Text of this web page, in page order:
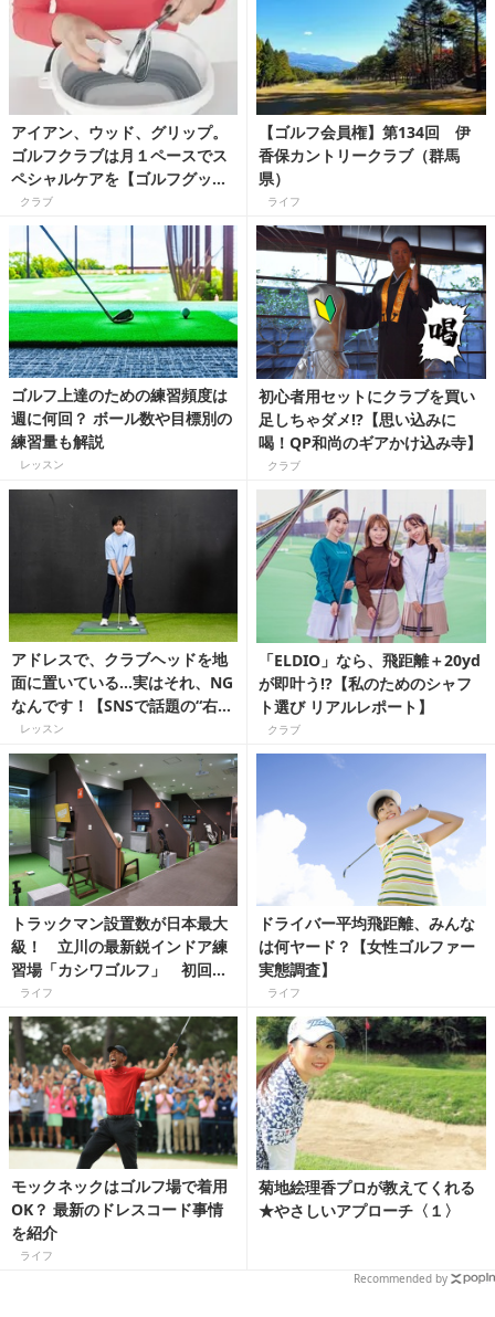
アイアン、ウッド、グリップ。
ゴルフクラブは月１ペースでス
ペシャルケアを【ゴルフグッズ
大掃除大作戦】
クラブ
【ゴルフ会員権】第134回 伊
香保カントリークラブ（群馬
県）
ライフ
ゴルフ上達のための練習頻度は
週に何回？ ボール数や目標別の
練習量も解説
レッスン
初心者用セットにクラブを買い
足しちゃダメ⁉【思い込みに
喝！QP和尚のギアかけ込み寺】
クラブ
アドレスで、クラブヘッドを地
面に置いている…実はそれ、NG
なんです！【SNSで話題の“右手
先生”森山錬が教える！】
レッスン
「ELDIO」なら、飛距離＋20yd
が即叶う!?【私のためのシャフ
ト選び リアルレポート】
クラブ
トラックマン設置数が日本最大
級！ 立川の最新鋭インドア練
習場「カシワゴルフ」 初回
110分の無料体験へGO！
ライフ
ドライバー平均飛距離、みんな
は何ヤード？【女性ゴルファー
実態調査】
ライフ
モックネックはゴルフ場で着用
OK？ 最新のドレスコード事情
を紹介
ライフ
菊地絵理香プロが教えてくれる
★やさしいアプローチ〈１〉
Recommended by